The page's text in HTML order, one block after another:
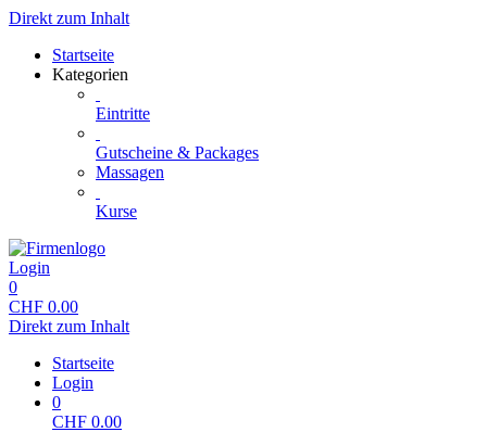
Direkt zum Inhalt
Startseite
Kategorien
Eintritte
Gutscheine & Packages
Massagen
Kurse
Login
0
CHF 0.00
Direkt zum Inhalt
Startseite
Login
0
CHF 0.00